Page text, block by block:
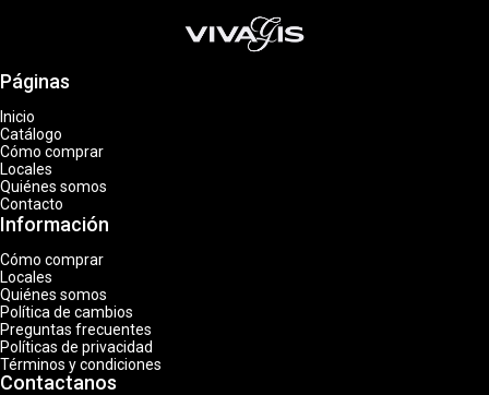
Páginas
Inicio
Catálogo
Cómo comprar
Locales
Quiénes somos
Contacto
Información
Cómo comprar
Locales
Quiénes somos
Política de cambios
Preguntas frecuentes
Políticas de privacidad
Términos y condiciones
Contactanos